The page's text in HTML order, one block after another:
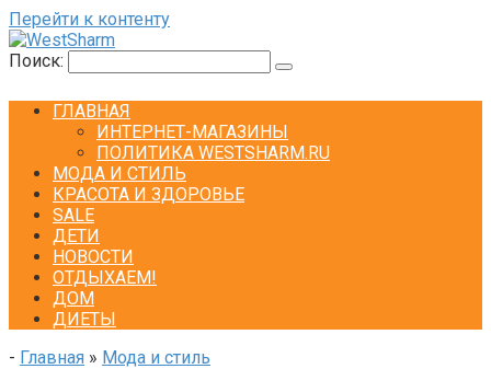
Перейти к контенту
Поиск:
ГЛАВНАЯ
ИНТЕРНЕТ-МАГАЗИНЫ
ПОЛИТИКА WESTSHARM.RU
МОДА И СТИЛЬ
КРАСОТА И ЗДОРОВЬЕ
SALE
ДЕТИ
НОВОСТИ
ОТДЫХАЕМ!
ДОМ
ДИЕТЫ
- Главная » Мода и стиль